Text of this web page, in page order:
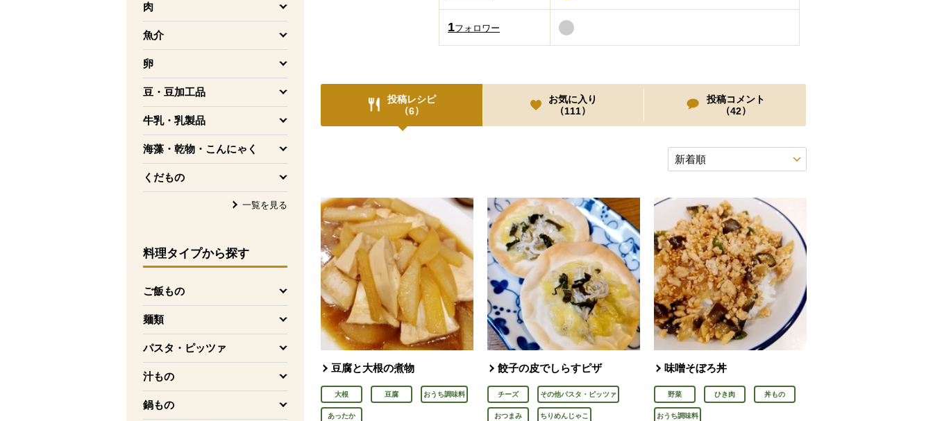
肉
を開く
魚介
を開く
卵
を開く
豆・豆加工品
を開く
牛乳・乳製品
を開く
海藻・乾物・こんにゃく
を開く
くだもの
を開く
一覧を見る
料理タイプから探す
ご飯もの
を開く
麺類
を開く
パスタ・ピッツァ
を開く
汁もの
を開く
鍋もの
を開く
1フォロワー
投稿レシピ
（6）
お気に入り
（111）
投稿コメント
（42）
豆腐と大根の煮物
大根 豆腐 おうち調味料
あったか
餃子の皮でしらすピザ
チーズ その他パスタ・ピッツァ
おつまみ ちりめんじゃこ
味噌そぼろ丼
野菜 ひき肉 丼もの
おうち調味料